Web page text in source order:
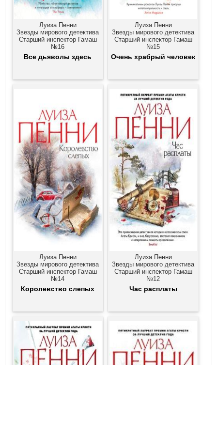
Луиза Пенни
Звезды мирового детектива
Старший инспектор Гамаш
№16
Все дьяволы здесь
Луиза Пенни
Звезды мирового детектива
Старший инспектор Гамаш
№15
Очень храбрый человек
Луиза Пенни
Звезды мирового детектива
Старший инспектор Гамаш
№14
Королевство слепых
Луиза Пенни
Звезды мирового детектива
Старший инспектор Гамаш
№12
Час расплаты